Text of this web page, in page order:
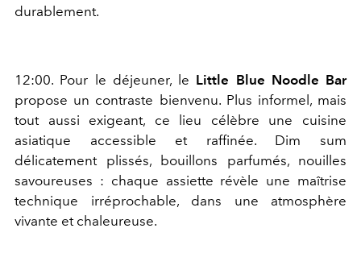
durablement.
12:00. Pour le déjeuner, le Little Blue Noodle Bar
propose un contraste bienvenu. Plus informel, mais
tout aussi exigeant, ce lieu célèbre une cuisine
asiatique accessible et raffinée. Dim sum
délicatement plissés, bouillons parfumés, nouilles
savoureuses : chaque assiette révèle une maîtrise
technique irréprochable, dans une atmosphère
vivante et chaleureuse.